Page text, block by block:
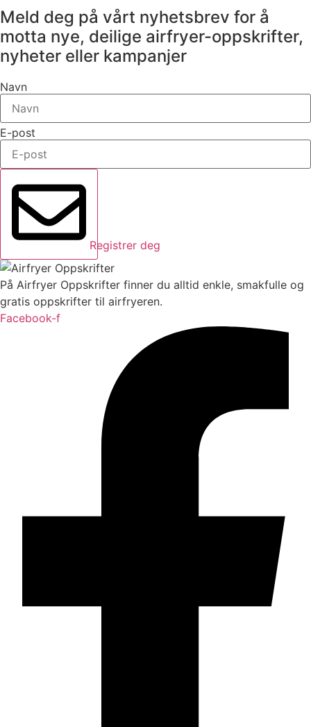
Meld deg på vårt nyhetsbrev for å
motta nye, deilige airfryer-oppskrifter,
nyheter eller kampanjer
Navn
E-post
Registrer deg
På Airfryer Oppskrifter finner du alltid enkle, smakfulle og
gratis oppskrifter til airfryeren.
Facebook-f